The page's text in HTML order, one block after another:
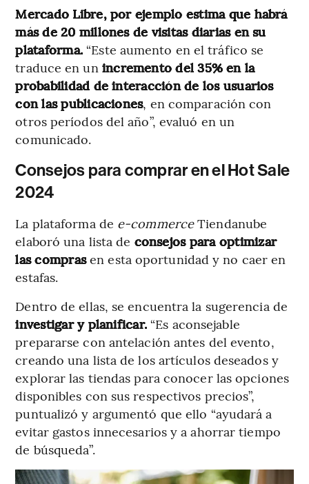
Mercado Libre, por ejemplo estima que habrá
más de 20 millones de visitas diarias en su
plataforma.“Este aumento en el tráfico se
traduce en un incremento del 35% en la
probabilidad de interacción de los usuarios
con las publicaciones, en comparación con
otros períodos del año”, evaluó en un
comunicado.
Consejos para comprar en el Hot Sale
2024
La plataforma de e-commerceTiendanube
elaboró una lista de consejos para optimizar
las comprasen esta oportunidad y no caer en
estafas.
Dentro de ellas, se encuentra la sugerencia de
investigar y planificar. “Es aconsejable
prepararse con antelación antes del evento,
creando una lista de los artículos deseados y
explorar las tiendas para conocer las opciones
disponibles con sus respectivos precios”,
puntualizó y argumentó que ello “ayudará a
evitar gastos innecesarios y a ahorrar tiempo
de búsqueda”.